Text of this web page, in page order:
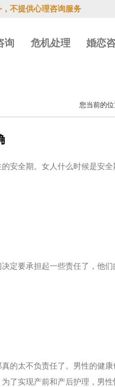
，不提供心理咨询服务
询 危机处理 婚恋
您当前的
安全期。女人什么时候是安
定要承担起一些责任了，他
的太不负责任了。男性的健
了实现产前和产后护理，男